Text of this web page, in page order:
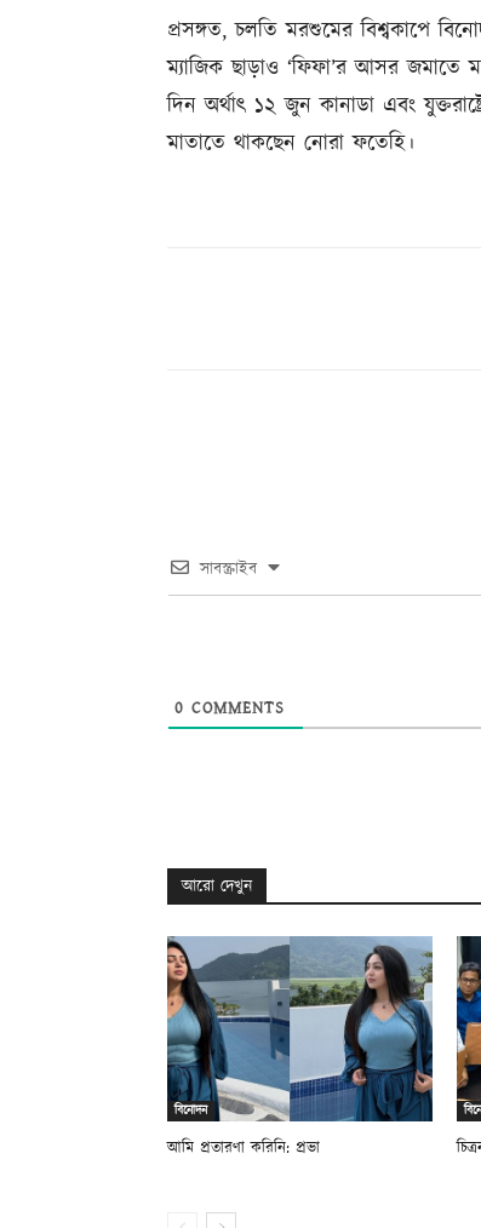
প্রসঙ্গত, চলতি মরশুমের বিশ্বকাপে
ম্যাজিক ছাড়াও ‘ফিফা’র আসর জমাতে
দিন অর্থাৎ ১২ জুন কানাডা এবং
মাতাতে থাকছেন নোরা ফতেহি।
সাবস্ক্রাইব
0 COMMENTS
আরো দেখুন
বিনোদন
আমি প্রতারণা করিনি: প্রভা